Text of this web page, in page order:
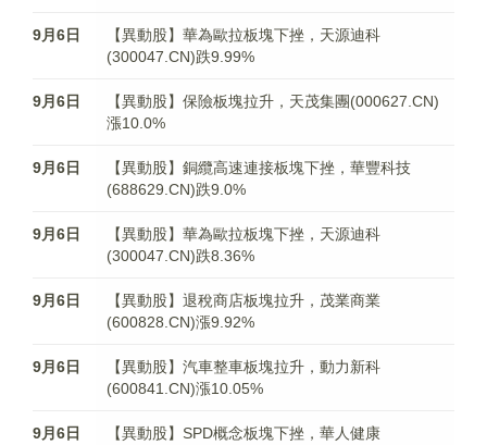
9月6日
【異動股】華為歐拉板塊下挫，天源迪科
(300047.CN)跌9.99%
9月6日
【異動股】保險板塊拉升，天茂集團(000627.CN)
漲10.0%
9月6日
【異動股】銅纜高速連接板塊下挫，華豐科技
(688629.CN)跌9.0%
9月6日
【異動股】華為歐拉板塊下挫，天源迪科
(300047.CN)跌8.36%
9月6日
【異動股】退稅商店板塊拉升，茂業商業
(600828.CN)漲9.92%
9月6日
【異動股】汽車整車板塊拉升，動力新科
(600841.CN)漲10.05%
9月6日
【異動股】SPD概念板塊下挫，華人健康